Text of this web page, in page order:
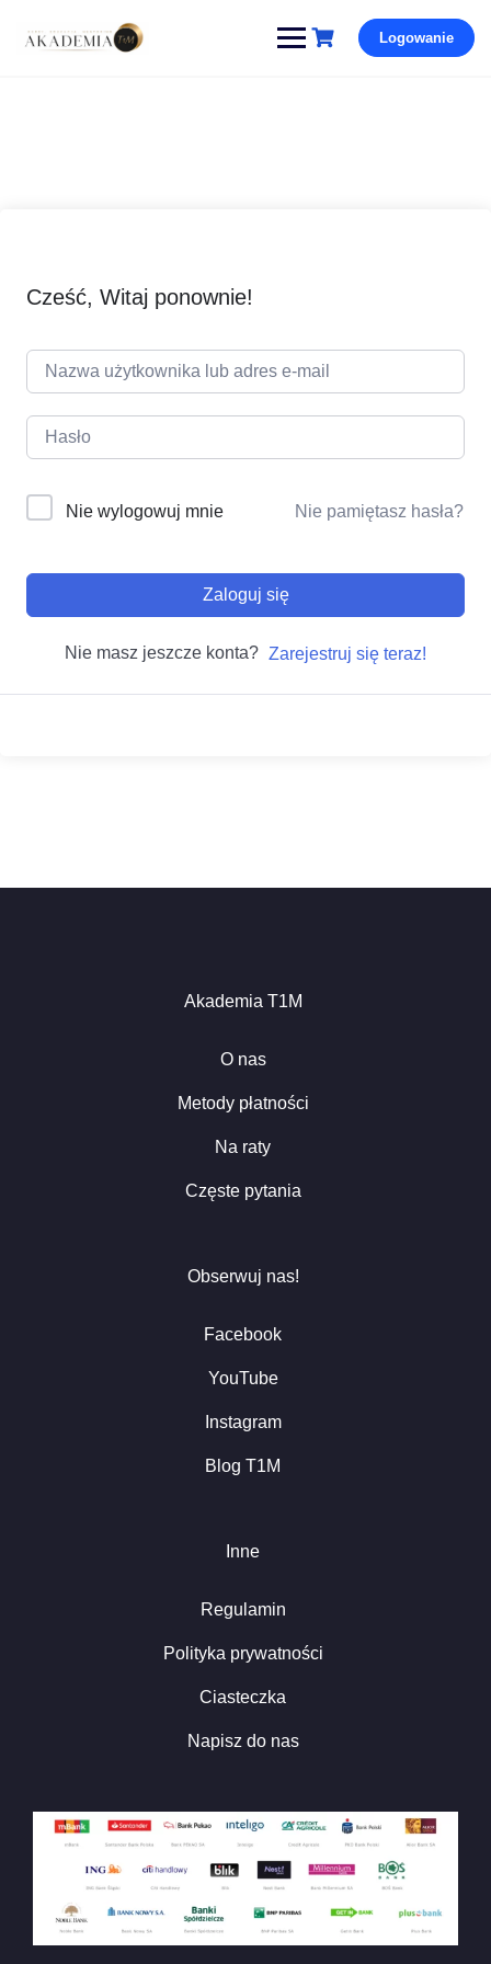
Logowanie
Cześć, Witaj ponownie!
Nie wylogowuj mnie Nie pamiętasz hasła?
Zaloguj się
Nie masz jeszcze konta? Zarejestruj się teraz!
Akademia T1M
O nas
Metody płatności
Na raty
Częste pytania
Obserwuj nas!
Facebook
YouTube
Instagram
Blog T1M
Inne
Regulamin
Polityka prywatności
Ciasteczka
Napisz do nas